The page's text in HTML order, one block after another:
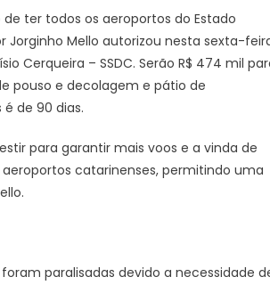
ter todos os aeroportos do Estado
Mello autorizou nesta sexta-
Cerqueira – SSDC. Serão R$ 474 mil
pouso e decolagem e pátio de
de 90 dias.
para garantir mais voos e a vinda de
catarinenses, permitindo uma
paralisadas devido a necessidade